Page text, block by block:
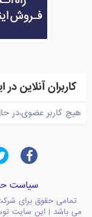
کاربران آنلاین
هیچ کاربر عضوی،در
سیاست
تمامی حقوق برای
می باشد | این سایت